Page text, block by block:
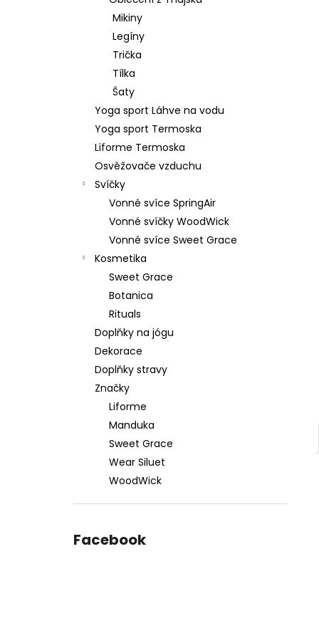
Mikiny
Legíny
Trička
Tílka
Šaty
Yoga sport Láhve na vodu
Yoga sport Termoska
Liforme Termoska
Osvěžovače vzduchu
Svíčky
Vonné svíce SpringAir
Vonné svíčky WoodWick
Vonné svíce Sweet Grace
Kosmetika
Sweet Grace
Botanica
Rituals
Doplňky na jógu
Dekorace
Doplňky stravy
Značky
Liforme
Manduka
Sweet Grace
Wear Siluet
WoodWick
Facebook
879 Kč
Původně:1 099 Kč